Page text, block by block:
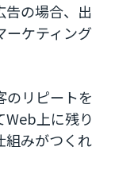
告の場合、出
ーケティング
のリピートを
上に残り
組みがつくれ